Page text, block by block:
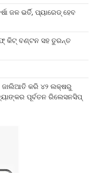
ଜଳ ଭର୍ତି, ପ୍ୟାରେଡ୍ ହେବ
କିଟ୍ ବଣ୍ଟନ ସହ ତୁରନ୍ତ
କରି ୪୨ ଲକ୍ଷରୁ
ପୂର୍ବତନ ରିଲେସନସିପ୍